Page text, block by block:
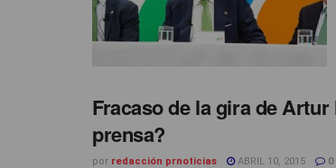
Fracaso de la gira de
prensa?
por redacción prnoticias ABRIL 10, 2015 0